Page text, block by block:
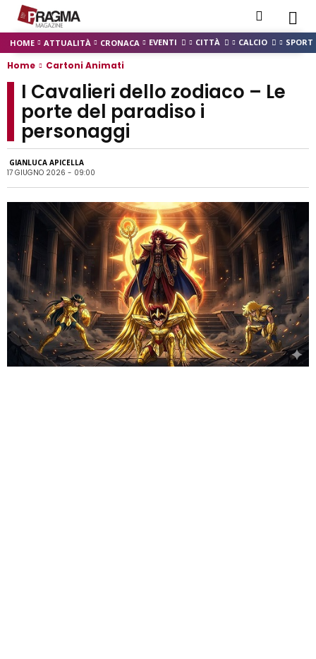
HOME ATTUALITÀ CRONACA EVENTI CITTÀ CALCIO SPORT
Home Cartoni Animati
I Cavalieri dello zodiaco – Le
porte del paradiso i
personaggi
GIANLUCA APICELLA
17 GIUGNO 2026 - 09:00